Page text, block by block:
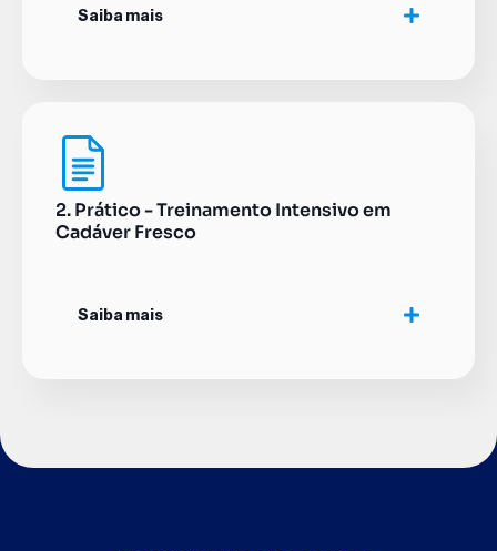
Saiba mais
2. Prático - Treinamento Intensivo em
Cadáver Fresco
Saiba mais